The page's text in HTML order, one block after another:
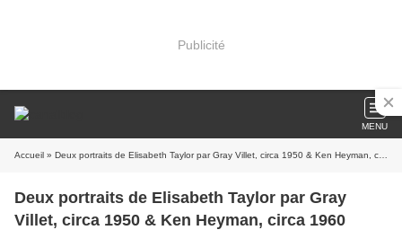
Publicité
MENU
Accueil » Deux portraits de Elisabeth Taylor par Gray Villet, circa 1950 & Ken Heyman, circa 1960
Deux portraits de Elisabeth Taylor par Gray
Villet, circa 1950 & Ken Heyman, circa 1960